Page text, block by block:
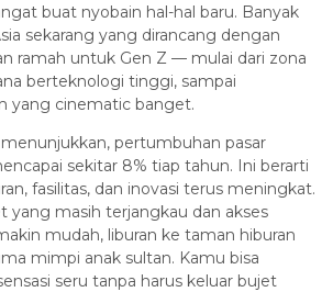
buat nyobain hal-hal baru. Banyak
sekarang yang dirancang dengan
ramah untuk Gen Z — mulai dari zona
berteknologi tinggi, sampai
yang cinematic banget.
pertumbuhan pasar
sekitar 8% tiap tahun. Ini berarti
fasilitas, dan inovasi terus meningkat.
yang masih terjangkau dan akses
mudah, liburan ke taman hiburan
mimpi anak sultan. Kamu bisa
seru tanpa harus keluar bujet